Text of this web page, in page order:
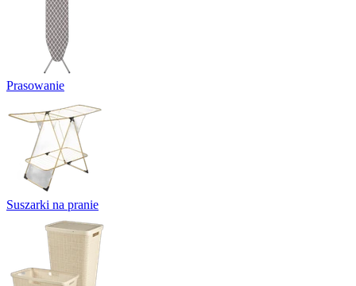
Prasowanie
Suszarki na pranie